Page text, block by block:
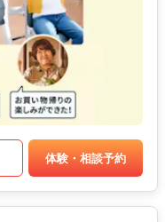
体験・相談予約